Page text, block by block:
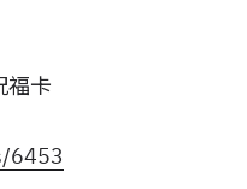
福卡
6453